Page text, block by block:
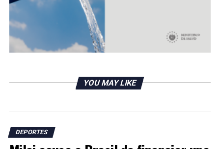
RELATED TOPICS:
YOU MAY LIKE
DEPORTES